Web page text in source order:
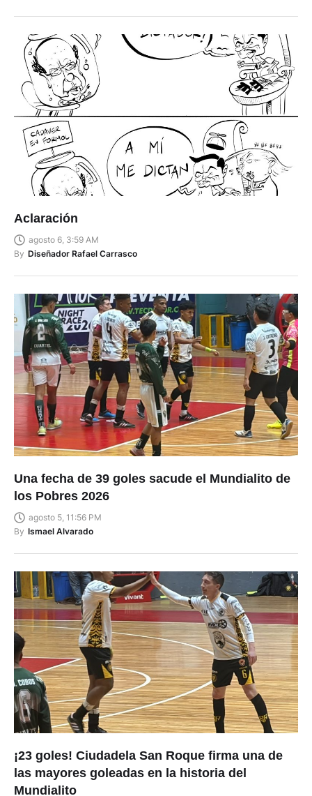
Aclaración
agosto 6, 3:59 AM
By Diseñador Rafael Carrasco
Una fecha de 39 goles sacude el Mundialito de
los Pobres 2026
agosto 5, 11:56 PM
By Ismael Alvarado
¡23 goles! Ciudadela San Roque firma una de
las mayores goleadas en la historia del
Mundialito